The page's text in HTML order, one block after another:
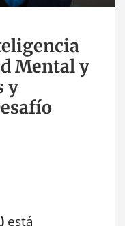
Mental y
y
está